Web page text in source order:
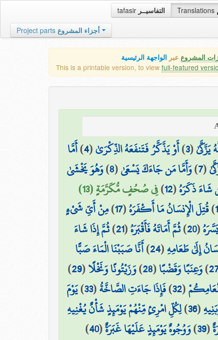
tafasir التفاسيــر Translations
Project parts أجزاء المشروع
المشروع عبر الواجهة الرئيسية
This is a printable version, to view full-featured
يَزَّكَّىٰ(
3
)أَوْ يَذَّكَّرُ فَتَنفَعَهُ الذِّكْرَىٰ(
4
)أَمَّا
(
7
)وَأَمَّا مَن جَاءَكَ يَسْعَىٰ(
8
)وَهُوَ يَخْشَىٰ
شَاءَ ذَكَرَهُ(
12
)فِي صُحُفٍ مُّكَرَّمَةٍ (13)
)قُتِلَ الْإِنسَانُ مَا أَكْفَرَهُ(
17
)مِنْ أَيِّ شَيْءٍ
(
20
)ثُمَّ أَمَاتَهُ فَأَقْبَرَهُ(
21
)ثُمَّ إِذَا شَاءَ
إِلَىٰ طَعَامِهِ(
24
)أَنَّا صَبَبْنَا الْمَاءَ صَبًّا
)وَعِنَبًا وَقَضْبًا(
28
)وَزَيْتُونًا وَنَخْلًا(
29
)
(
32
)فَإِذَا جَاءَتِ الصَّاخَّةُ(
33
)يَوْمَ
(
36
)لِكُلِّ امْرِئٍ مِّنْهُمْ يَوْمَئِذٍ شَأْنٌ يُغْنِيهِ
(
39
)وَوُجُوهٌ يَوْمَئِذٍ عَلَيْهَا غَبَرَةٌ(
40
)